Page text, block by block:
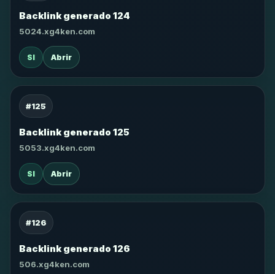
Backlink generado 124
5024.xg4ken.com
SI Abrir
#125
Backlink generado 125
5053.xg4ken.com
SI Abrir
#126
Backlink generado 126
506.xg4ken.com